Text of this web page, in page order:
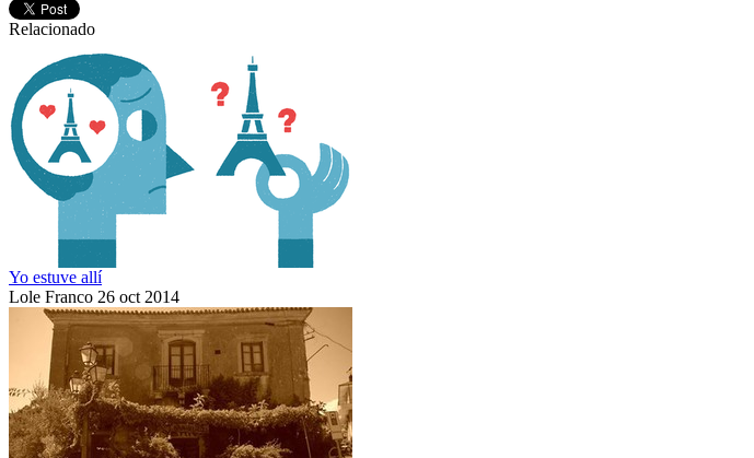
Relacionado
Yo estuve allí
Lole Franco 26 oct 2014